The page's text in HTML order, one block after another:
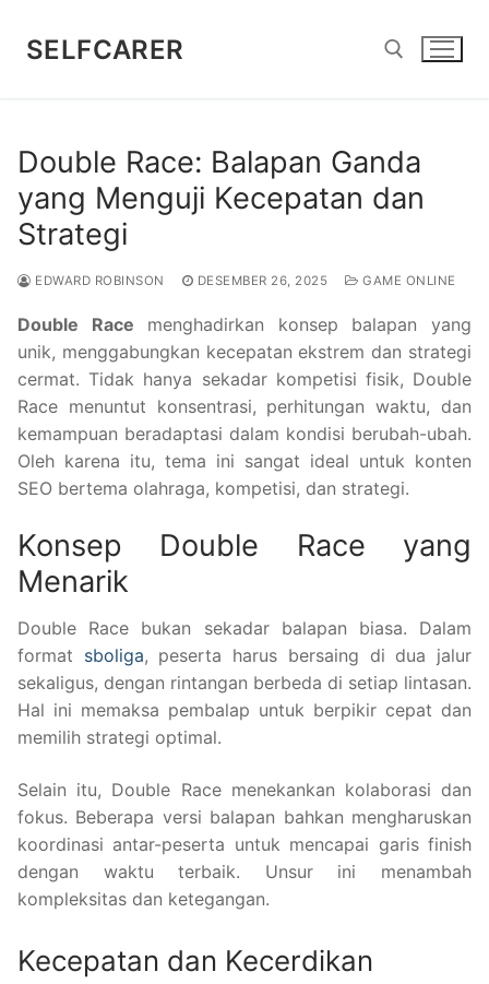
konten
SELFCARER
Double Race: Balapan Ganda
yang Menguji Kecepatan dan
Strategi
EDWARD ROBINSON DESEMBER 26, 2025 GAME ONLINE
Double Race menghadirkan konsep balapan yang
unik, menggabungkan kecepatan ekstrem dan strategi
cermat. Tidak hanya sekadar kompetisi fisik, Double
Race menuntut konsentrasi, perhitungan waktu, dan
kemampuan beradaptasi dalam kondisi berubah-ubah.
Oleh karena itu, tema ini sangat ideal untuk konten
SEO bertema olahraga, kompetisi, dan strategi.
Konsep Double Race yang
Menarik
Double Race bukan sekadar balapan biasa. Dalam
format sboliga, peserta harus bersaing di dua jalur
sekaligus, dengan rintangan berbeda di setiap lintasan.
Hal ini memaksa pembalap untuk berpikir cepat dan
memilih strategi optimal.
Selain itu, Double Race menekankan kolaborasi dan
fokus. Beberapa versi balapan bahkan mengharuskan
koordinasi antar-peserta untuk mencapai garis finish
dengan waktu terbaik. Unsur ini menambah
kompleksitas dan ketegangan.
Kecepatan dan Kecerdikan